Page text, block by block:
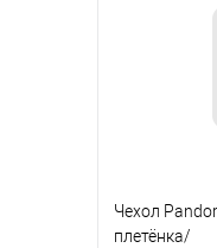
Купить в
Чехол
плетёнка/